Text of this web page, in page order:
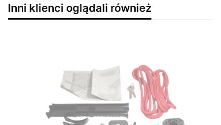
Inni klienci oglądali również